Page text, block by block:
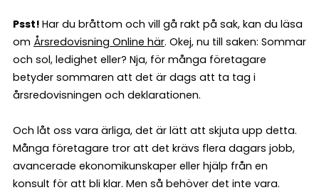
Psst! Har du bråttom och vill gå rakt på sak, kan du läsa
om Årsredovisning Online här. Okej, nu till saken: Sommar
och sol, ledighet eller? Nja, för många företagare
betyder sommaren att det är dags att ta tag i
årsredovisningen och deklarationen.
Och låt oss vara ärliga, det är lätt att skjuta upp detta.
Många företagare tror att det krävs flera dagars jobb,
avancerade ekonomikunskaper eller hjälp från en
konsult för att bli klar. Men så behöver det inte vara.